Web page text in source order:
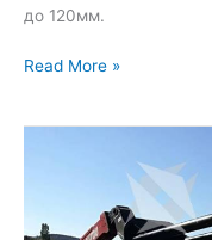
до 120мм.
Read More »